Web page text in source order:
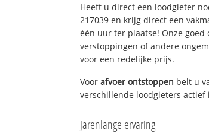
Heeft u direct een loodgieter
217039 en krijg direct een
één uur ter plaatse! Onze goed
verstoppingen of andere
voor een redelijke prijs.
Voorafvoer ontstoppen belt u
verschillende loodgieters
Jarenlange ervaring